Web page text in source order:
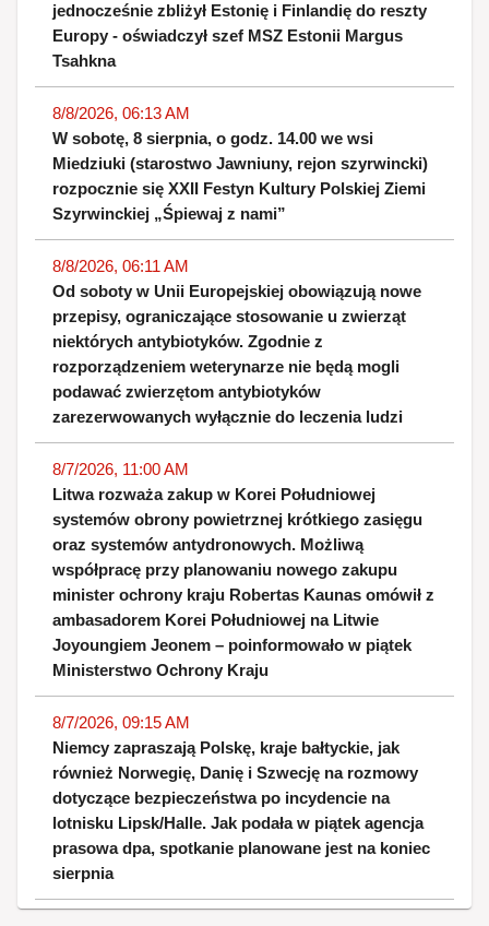
jednocześnie zbliżył Estonię i Finlandię do reszty
Europy - oświadczył szef MSZ Estonii Margus
Tsahkna
8/8/2026, 06:13 AM
W sobotę, 8 sierpnia, o godz. 14.00 we wsi
Miedziuki (starostwo Jawniuny, rejon szyrwincki)
rozpocznie się XXII Festyn Kultury Polskiej Ziemi
Szyrwinckiej „Śpiewaj z nami”
8/8/2026, 06:11 AM
Od soboty w Unii Europejskiej obowiązują nowe
przepisy, ograniczające stosowanie u zwierząt
niektórych antybiotyków. Zgodnie z
rozporządzeniem weterynarze nie będą mogli
podawać zwierzętom antybiotyków
zarezerwowanych wyłącznie do leczenia ludzi
8/7/2026, 11:00 AM
Litwa rozważa zakup w Korei Południowej
systemów obrony powietrznej krótkiego zasięgu
oraz systemów antydronowych. Możliwą
współpracę przy planowaniu nowego zakupu
minister ochrony kraju Robertas Kaunas omówił z
ambasadorem Korei Południowej na Litwie
Joyoungiem Jeonem – poinformowało w piątek
Ministerstwo Ochrony Kraju
8/7/2026, 09:15 AM
Niemcy zapraszają Polskę, kraje bałtyckie, jak
również Norwegię, Danię i Szwecję na rozmowy
dotyczące bezpieczeństwa po incydencie na
lotnisku Lipsk/Halle. Jak podała w piątek agencja
prasowa dpa, spotkanie planowane jest na koniec
sierpnia